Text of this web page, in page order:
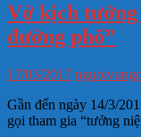
Vở kịch tưởng
đường phố”
17/03/2017
Gần đến ngày 14/3/
gọi tham gia “tưởng